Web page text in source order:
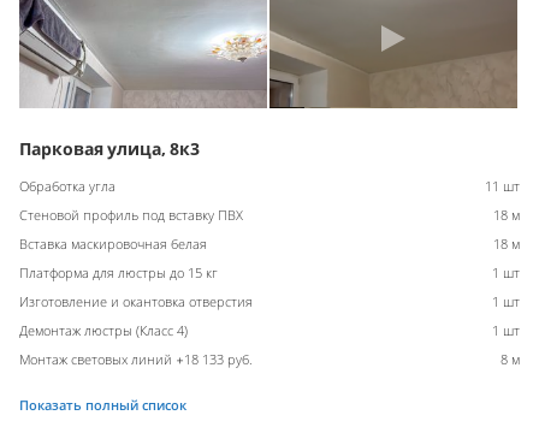
Парковая улица, 8к3
Обработка угла
11 шт
Стеновой профиль под вставку ПВХ
18 м
Вставка маскировочная белая
18 м
Платформа для люстры до 15 кг
1 шт
Изготовление и окантовка отверстия
1 шт
Демонтаж люстры (Класс 4)
1 шт
Монтаж световых линий +18 133 руб.
8 м
Показать полный список